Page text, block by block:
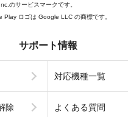
のサービスマークです。
ロゴは Google LLC の商標です。
サポート情報
対応機種一覧
除 よくある質問